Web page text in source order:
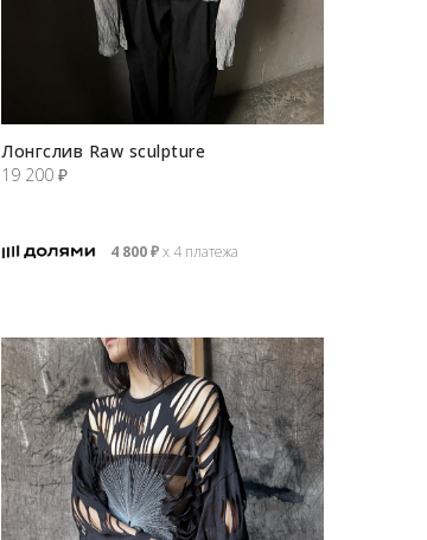
Лонгслив Raw sculpture
19 200₽
4 800₽х 4 платежа